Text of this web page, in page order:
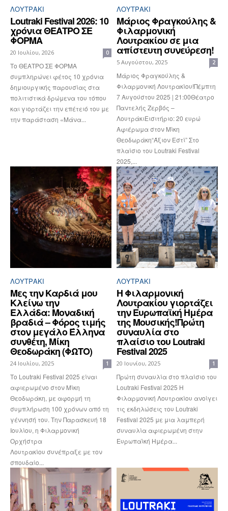
ΛΟΥΤΡΆΚΙ
Loutraki Festival 2026: 10
χρόνια ΘΕΑΤΡΟ ΣΕ
ΦΟΡΜΑ
20 Ιουλίου, 2026 0
Το ΘΕΑΤΡΟ ΣΕ ΦΟΡΜΑ
συμπληρώνει φέτος 10 χρόνια
δημιουργικής παρουσίας στα
πολιτιστικά δρώμενα του τόπου
και γιορτάζει την επέτειό του με
την παράσταση «Μάνα...
ΛΟΥΤΡΆΚΙ
Μάριος Φραγκούλης &
Φιλαρμονική
Λουτρακίου σε μια
απίστευτη συνεύρεση!
5 Αυγούστου, 2025 2
Μάριος Φραγκούλης &
Φιλαρμονική Λουτρακίου!Πέμπτη
7 Αυγούστου 2025 | 21:00Θέατρο
Παντελής Ζερβός –
ΛουτράκιΕισιτήριο: 20 ευρώ
Αφιέρωμα στον Μίκη
Θεοδωράκη“Άξιον Εστί” Στο
πλαίσιο του Loutraki Festival
2025,...
ΛΟΥΤΡΆΚΙ
Μες την Καρδιά μου
Κλείνω την
Ελλάδα: Μοναδική
βραδιά – Φόρος τιμής
στον μεγάλο Έλληνα
συνθέτη, Μίκη
Θεοδωράκη (ΦΩΤΟ)
24 Ιουλίου, 2025 1
Το Loutraki Festival 2025 είναι
αφιερωμένο στον Μίκη
Θεοδωράκη, με αφορμή τη
συμπλήρωση 100 χρόνων από τη
γέννησή του. Την Παρασκευή 18
Ιουλίου, η Φιλαρμονική
Ορχήστρα
Λουτρακίου συνέπραξε με τον
σπουδαίο...
ΛΟΥΤΡΆΚΙ
Η Φιλαρμονική
Λουτρακίου γιορτάζει
την Ευρωπαϊκή Ημέρα
της Μουσικής!Πρώτη
συναυλία στο
πλαίσιο του Loutraki
Festival 2025
20 Ιουνίου, 2025 1
Πρώτη συναυλία στο πλαίσιο του
Loutraki Festival 2025 Η
Φιλαρμονική Λουτρακίου ανοίγει
τις εκδηλώσεις του Loutraki
Festival 2025 με μια λαμπερή
συναυλία αφιερωμένη στην
Ευρωπαϊκή Ημέρα...